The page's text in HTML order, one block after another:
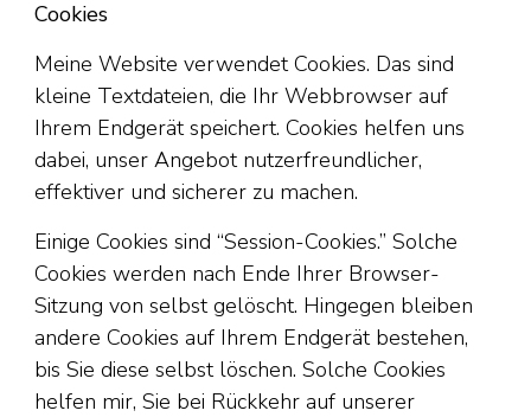
Cookies
Meine Website verwendet Cookies. Das sind
kleine Textdateien, die Ihr Webbrowser auf
Ihrem Endgerät speichert. Cookies helfen uns
dabei, unser Angebot nutzerfreundlicher,
effektiver und sicherer zu machen.
Einige Cookies sind “Session-Cookies.” Solche
Cookies werden nach Ende Ihrer Browser-
Sitzung von selbst gelöscht. Hingegen bleiben
andere Cookies auf Ihrem Endgerät bestehen,
bis Sie diese selbst löschen. Solche Cookies
helfen mir, Sie bei Rückkehr auf unserer